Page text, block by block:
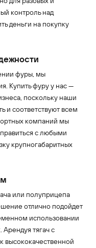
контроль над
деньги на покупку
фуры, мы
Купить фуру у нас —
поскольку наши
и соответствуют всем
компаний мы
с любыми
крупногабаритных
или полуприцепа
отлично подойдет
использовании
Арендуя тягач с
высококачественной